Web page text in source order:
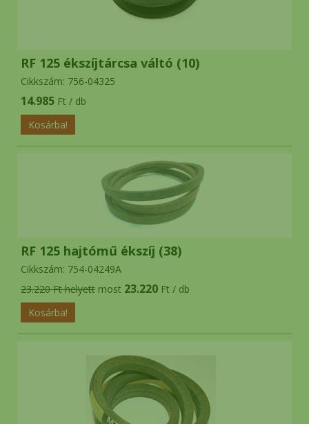
RF 125 ékszíjtárcsa váltó (10)
Cikkszám: 756-04325
14.985 Ft / db
RF 125 hajtómű ékszíj (38)
Cikkszám: 754-04249A
23.220 Ft helyett most 23.220 Ft / db